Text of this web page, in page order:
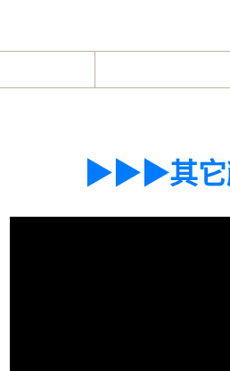
▶▶▶其它